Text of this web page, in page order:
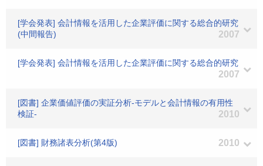
[学会発表] 会計情報を活用した企業評価に関する総合的研究
(中間報告)
2007
[学会発表] 会計情報を活用した企業評価に関する総合的研究
2007
[図書] 企業価値評価の実証分析-モデルと会計情報の有用性
検証-
2010
[図書] 財務諸表分析(第4版) 2010